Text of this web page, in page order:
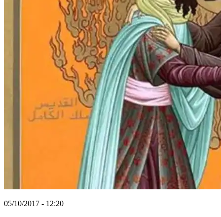
05/10/2017 - 12:20